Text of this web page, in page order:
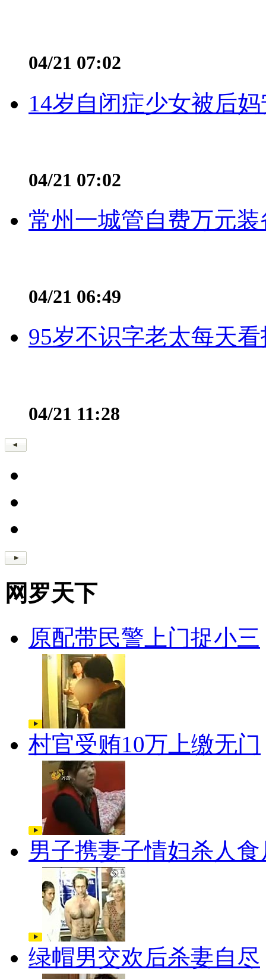
04/21 07:02
14岁自闭症少女被后
04/21 07:02
常州一城管自费万元
04/21 06:49
95岁不识字老太每天
04/21 11:28
网罗天下
原配带民警上门捉小三
村官受贿10万上缴无门
男子携妻子情妇杀人食
绿帽男交欢后杀妻自尽